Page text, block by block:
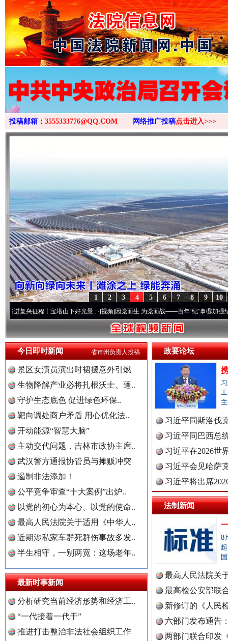
>
投稿邮箱： 3555333776@QQ.COM 网络推广投稿点击进入>>>
10
9
8
7
6
5
4
3
2
1
程丨宝塔山下好光景..·[视频]因党而生 为党而战——百年“纪”事⑧加强纪律..·[视频]
今日即时新闻
景区女演员演出时裙摆意外引燃
生物降解产业必将扎根沃士、蓬..
守护生态底色 促进绿色环保..
靶向调处商户矛盾 用心优化法..
开动能源“智慧大脑”
主动交代问题，吉林市政协主席..
武汉警方通报协管员与摊贩冲突
遏制非法添加！
公平竞争审查“十大案例”出炉..
以党的初心为本心、以党的使命..
最高人民法院关于适用《中华人..
近期涉私家车群死群伤事故多发..
半生相守，一别两宽：这场老年..
最新时事新闻
分析研究当前经济形势和经济工..
“一代接着一代干”
推进打击整治非法社会组织工作
省市州负责人投稿 政要论坛
习近平同斯洛伐
习近平同巴西总
习近平在2026世
理高级..
习近平会见哈萨
习近平将出席
球治理..
法制新闻
8
最高人民法院关
法典》..
最高检公安部联
周岁未..
新修订的《人民
布
六部门发布通告
两部门联合印发
中国全民新闻网.
“后车司机肯定在骂我” 全民健
世界屋脊 天路回响 永
红船起航处 潮起向未来 广州首